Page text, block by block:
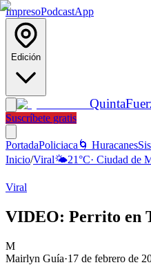
ImpresoPodcastApp
Edición
Quinta
Suscríbete gratis
PortadaPoliciaca 🌀 Huracanes
Inicio/Viral🌤️21°C· Ciudad de
Viral
VIDEO: Perrito en
M
Mairlyn Guía·17 de febrero de